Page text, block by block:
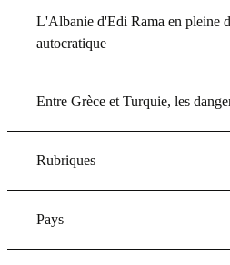
L'Albanie d'Edi Rama en pleine
autocratique
Entre Grèce et Turquie, les
Rubriques
Pays